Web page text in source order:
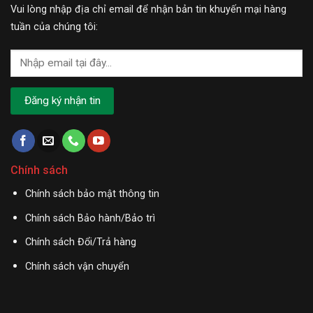
Vui lòng nhập địa chỉ email để nhận bản tin khuyến mại hàng
tuần của chúng tôi:
Chính sách
Chính sách bảo mật thông tin
Chính sách Bảo hành/Bảo trì
Chính sách Đổi/Trả hàng
Chính sách vận chuyển